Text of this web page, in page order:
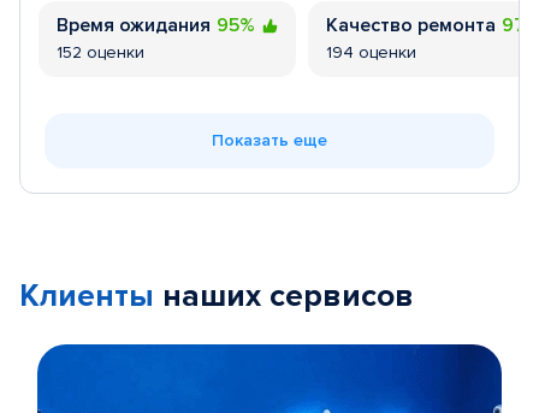
Время ожидания 95%
152 оценки
Качество ремонта
194 оценки
Показать еще
Клиенты наших сервисов